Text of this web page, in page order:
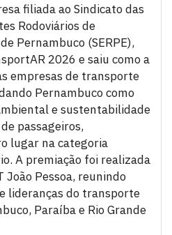
filiada ao Sindicato das
Rodoviários de
Pernambuco (SERPE),
2026 e saiu como a
empresas de transporte
Pernambuco como
e sustentabilidade
passageiros,
lugar na categoria
A premiação foi realizada
João Pessoa, reunindo
lideranças do transporte
Paraíba e Rio Grande